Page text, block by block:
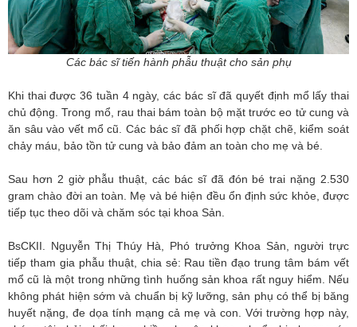
Các bác sĩ tiến hành phẫu thuật cho sản phụ
Khi thai được 36 tuần 4 ngày, các bác sĩ đã quyết định mổ lấy thai
chủ động. Trong mổ, rau thai bám toàn bộ mặt trước eo tử cung và
ăn sâu vào vết mổ cũ. Các bác sĩ đã phối hợp chặt chẽ, kiểm soát
chảy máu, bảo tồn tử cung và bảo đảm an toàn cho mẹ và bé.
Sau hơn 2 giờ phẫu thuật, các bác sĩ đã đón bé trai nặng 2.530
gram chào đời an toàn. Mẹ và bé hiện đều ổn định sức khỏe, được
tiếp tục theo dõi và chăm sóc tại khoa Sản.
BsCKII. Nguyễn Thị Thúy Hà, Phó trưởng Khoa Sản, người trực
tiếp tham gia phẫu thuật, chia sẻ: Rau tiền đạo trung tâm bám vết
mổ cũ là một trong những tình huống sản khoa rất nguy hiểm. Nếu
không phát hiện sớm và chuẩn bị kỹ lưỡng, sản phụ có thể bị băng
huyết nặng, đe dọa tính mạng cả mẹ và con. Với trường hợp này,